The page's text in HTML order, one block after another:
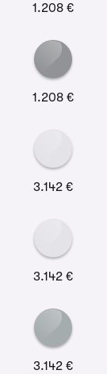
1.208 €
1.208 €
3.142 €
3.142 €
3.142 €